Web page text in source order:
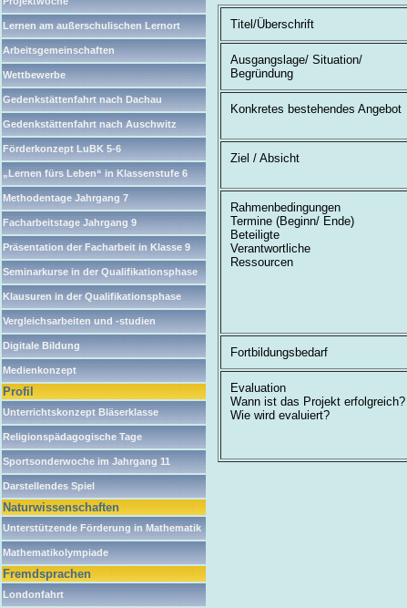
Lernen am außerschulischen Lernort
Arbeitsgemeinschaften
Wettbewerbe
Gedenkstättenfahrt nach Dachau
Gedenkstättenfahrt nach Auschwitz
Förderkonzept LuBK 5-6
„Lernen fürs Leben“ in Klassenstufe 6
Methodentage Jahrgang 7
Facharbeitstage Jahrgang 9
Präsentation der Facharbeit in Klasse 9
Seminarkurse in der Qualifikationsphase
Klausuren in der Qualifikationsphase
Vergleichsarbeiten und -studien
Digitale Bildung
Medienkonzept
Profil
Unterrichtskonzept Bläserklasse
Religionspädagogische Tage
Sportsonderwoche im Jahrgang 11
Darstellendes Spiel
Naturwissenschaften
Unterstützende Förderung in Mathematik
Mathematikolympiade
Fremdsprachen
Londonfahrt
Titel/Überschrift
Ausgangslage/ Situation/
Begründung
Konkretes bestehendes Angebot
Ziel / Absicht
Rahmenbedingungen
Termine (Beginn/ Ende)
Beteiligte
Verantwortliche
Ressourcen
Fortbildungsbedarf
Evaluation
Wann ist das Projekt erfolgreich?
Wie wird evaluiert?